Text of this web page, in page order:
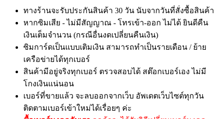
ทางร้านจะรับประกันสินค้า 30 วัน นับจากวันที่สั่งซื้อสินค้า
หากซิมเสีย - ไม่มีสัญญาณ - โทรเข้า-ออก ไม่ได้ ยินดีคืน
เงินเต็มจำนวน (กรณีอื่นงดเปลี่ยนคืนเงิน)
ซิมการ์ดเป็นแบบเติมเงิน สามารถทำเป็นรายเดือน / ย้าย
เครือข่ายได้ทุกเบอร์
สินค้ามีอยู่จริงทุกเบอร์ ตรวจสอบได้ สต๊อกเบอร์เอง ไม่มี
โกงเงินแน่นอน
เบอร์ที่ขายแล้ว จะลบออกจากเว็บ อัพเดตเว็บไซต์ทุกวัน
ติดตามเบอร์เข้าใหม่ได้เรื่อยๆ ค่ะ